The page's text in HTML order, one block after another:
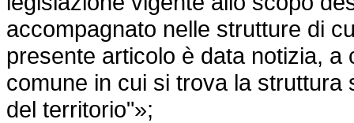
accompagnato nelle strutture di
presente articolo è data notizia,
comune in cui si trova la
del territorio"»;